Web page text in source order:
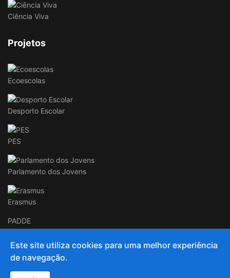
Ciência Viva
Projetos
Ecoescolas
Desporto Escolar
PES
Parlamento dos Jovens
Erasmus
PADDE
Este site utiliza cookies para uma melhor experiência
de navegação.